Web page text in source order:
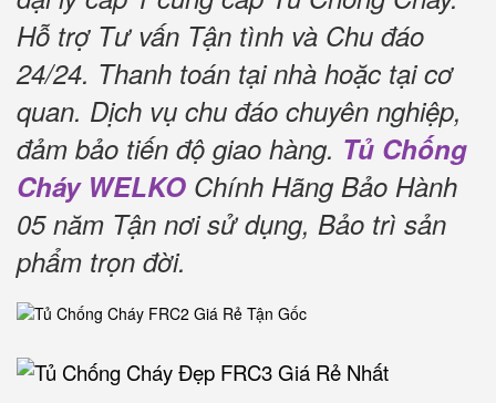
Hỗ trợ Tư vấn Tận tình và Chu đáo
24/24. Thanh toán tại nhà hoặc tại cơ
quan. Dịch vụ chu đáo chuyên nghiệp,
đảm bảo tiến độ giao hàng. Tủ Chống
Cháy WELKO Chính Hãng Bảo Hành
05 năm Tận nơi sử dụng, Bảo trì sản
phẩm trọn đời.